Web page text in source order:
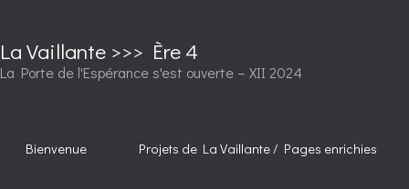
La Vaillante >>> Ère 4
La Porte de l'Espérance s'est ouverte – XII 2024
Bienvenue Projets de La Vaillante / Pages enrichies